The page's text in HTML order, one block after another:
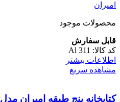
امیران
محصولات موجود
قابل سفارش
کد کالا: Al 311
اطلاعات بیشتر
مشاهده سریع
کتابخانه پنج طبقه امیران مدل Amiran AL 315